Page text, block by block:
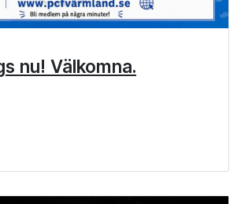
nu! Välkomna.